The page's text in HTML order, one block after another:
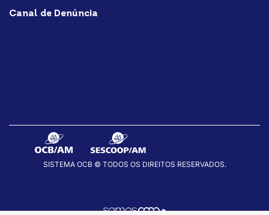
Canal de Denúncia
SISTEMA OCB © TODOS OS DIREITOS RESERVADOS.